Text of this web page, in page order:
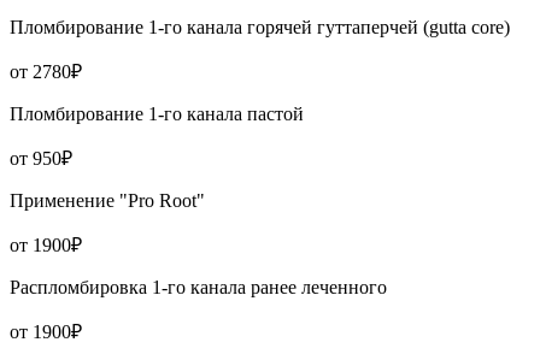
Пломбирование 1-го канала горячей гуттаперчей (gutta core)
от 2780₽
Пломбирование 1-го канала пастой
от 950₽
Применение "Pro Root"
от 1900₽
Распломбировка 1-го канала ранее леченного
от 1900₽